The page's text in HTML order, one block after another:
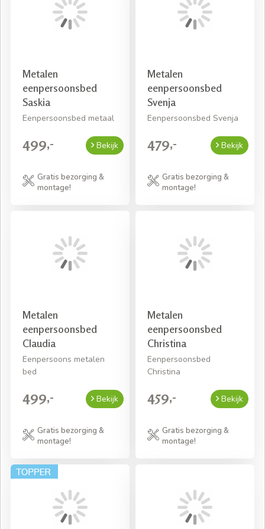
Metalen
eenpersoonsbed
Saskia
Eenpersoonsbed metaal
499,- Bekijk
Gratis bezorging &
montage!
Metalen
eenpersoonsbed
Svenja
Eenpersoonsbed Svenja
479,- Bekijk
Gratis bezorging &
montage!
Metalen
eenpersoonsbed
Claudia
Eenpersoons metalen
bed
499,- Bekijk
Gratis bezorging &
montage!
Metalen
eenpersoonsbed
Christina
Eenpersoonsbed
Christina
459,- Bekijk
Gratis bezorging &
montage!